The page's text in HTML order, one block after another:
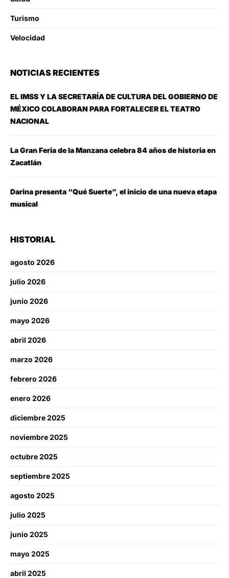
Turismo
Velocidad
NOTICIAS RECIENTES
EL IMSS Y LA SECRETARÍA DE CULTURA DEL GOBIERNO DE
MÉXICO COLABORAN PARA FORTALECER EL TEATRO
NACIONAL
La Gran Feria de la Manzana celebra 84 años de historia en
Zacatlán
Darina presenta “Qué Suerte”, el inicio de una nueva etapa
musical
HISTORIAL
agosto 2026
julio 2026
junio 2026
mayo 2026
abril 2026
marzo 2026
febrero 2026
enero 2026
diciembre 2025
noviembre 2025
octubre 2025
septiembre 2025
agosto 2025
julio 2025
junio 2025
mayo 2025
abril 2025